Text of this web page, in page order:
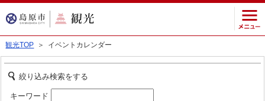
観光TOP ＞ イベントカレンダー
絞り込み検索をする
キーワード